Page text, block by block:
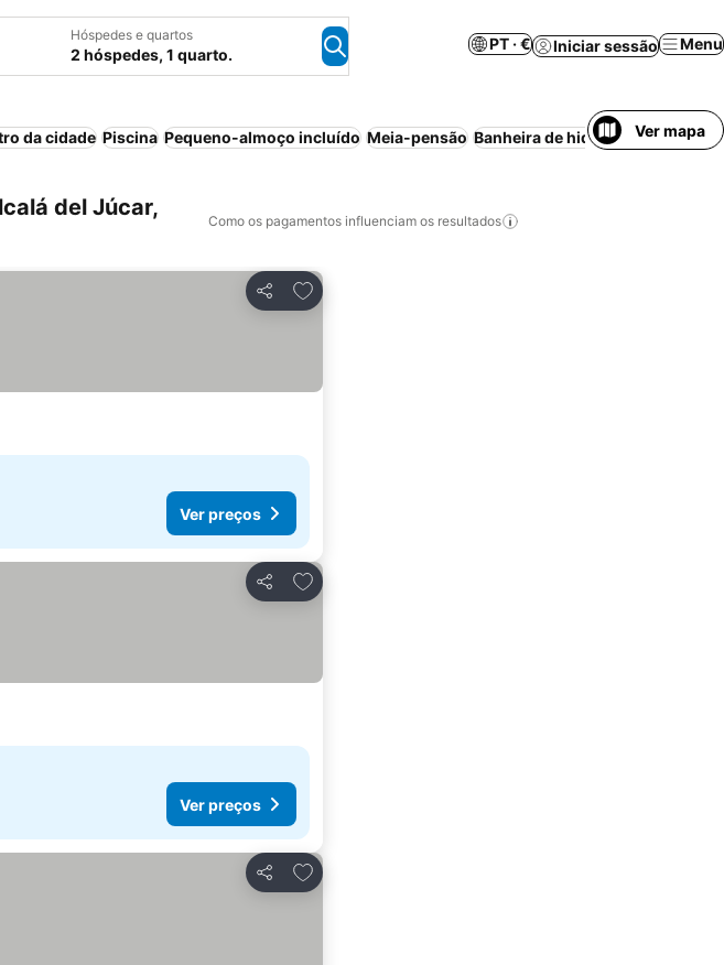
Hóspedes e quartos
2 hóspedes, 1 quarto.
PT · € Iniciar sessão Menu
da cidade Piscina Pequeno-almoço incluído Meia-pensão Banheira de hidromassagem Spa
Ver mapa
del Júcar,
Como os pagamentos influenciam os resultados
Partilhar
Adicionar aos favoritos
Ver preços
Partilhar
Adicionar aos favoritos
Ver preços
Partilhar
Adicionar aos favoritos